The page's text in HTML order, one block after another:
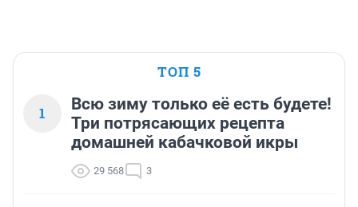
ТОП 5
1
Всю зиму только её есть будете!
Три потрясающих рецепта
домашней кабачковой икры
29 568 3